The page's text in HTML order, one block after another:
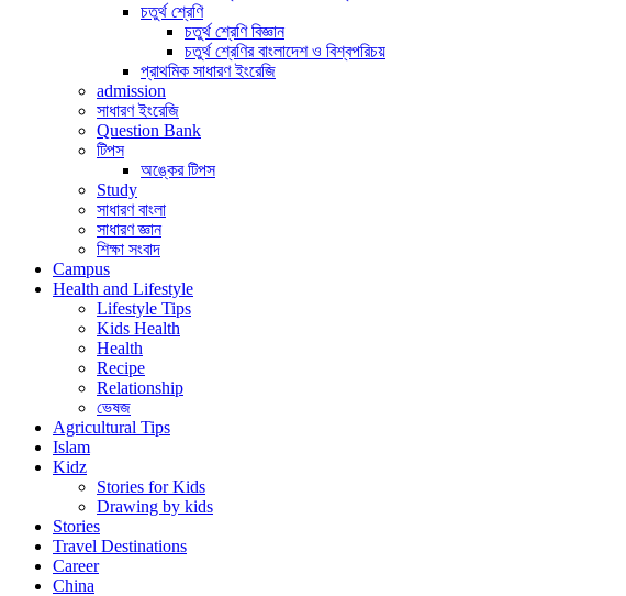
চতুর্থ শ্রেণি
চতুর্থ শ্রেণি বিজ্ঞান
চতুর্থ শ্রেণির বাংলাদেশ ও বিশ্বপরিচয়
প্রাথমিক সাধারণ ইংরেজি
admission
সাধারণ ইংরেজি
Question Bank
টিপস
অঙ্কের টিপস
Study
সাধারণ বাংলা
সাধারণ জ্ঞান
শিক্ষা সংবাদ
Campus
Health and Lifestyle
Lifestyle Tips
Kids Health
Health
Recipe
Relationship
ভেষজ
Agricultural Tips
Islam
Kidz
Stories for Kids
Drawing by kids
Stories
Travel Destinations
Career
China